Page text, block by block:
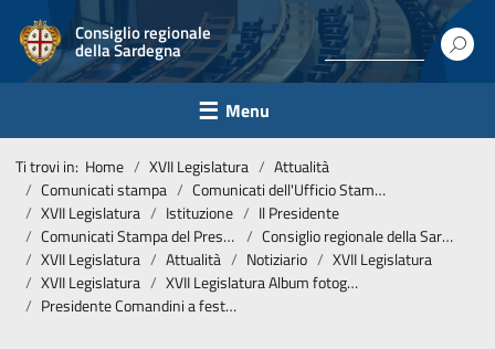
Consiglio regionale
della Sardegna
Menu
Ti trovi in: Home XVII Legislatura
Attualità
Comunicati stampa
Comunicati dell'Ufficio Stampa
XVII Legislatura
Istituzione
Il Presidente
Comunicati Stampa del Presidente
Consiglio regionale della Sardegna
XVII Legislatura
Attualità Notiziario
XVII Legislatura
XVII Legislatura
XVII Legislatura Album fotografico
Presidente Comandini a festival dello sviluppo sostenibile ‘Ritroviamo valore della pace e ricostruiamo l’Europa della solidarietà, dell’inclusione, della cooperazione tra popoli’